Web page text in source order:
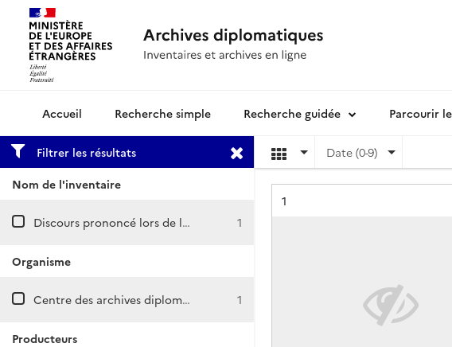
Archives diplomatiquesRecherche simple Recherche guidée Parcourir
Filtrer les résultats
Nom de l'inventaire
Discours prononcé lors de l'inauguration de l'Institut français au Portugal, le 1er juin 1937, par le professeur de médecine A. Celestino da Costa, président de l'Institut pour la haute culture portugaise. 1
Organisme
Centre des archives diplomatiques de Nantes 1
Producteurs
Date (0-9)
Résultat n°
1